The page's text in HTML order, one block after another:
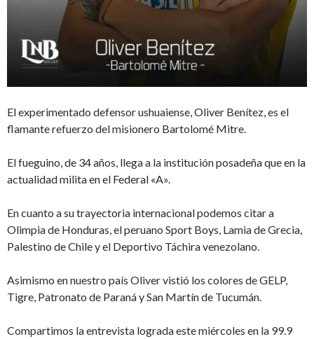
El experimentado defensor ushuaiense, Oliver Benítez, es el
flamante refuerzo del misionero Bartolomé Mitre.
El fueguino, de 34 años, llega a la institución posadeña que en la
actualidad milita en el Federal «A».
En cuanto a su trayectoria internacional podemos citar a
Olimpia de Honduras, el peruano Sport Boys, Lamia de Grecia,
Palestino de Chile y el Deportivo Táchira venezolano.
Asimismo en nuestro país Oliver vistió los colores de GELP,
Tigre, Patronato de Paraná y San Martín de Tucumán.
Compartimos la entrevista lograda este miércoles en la 99.9